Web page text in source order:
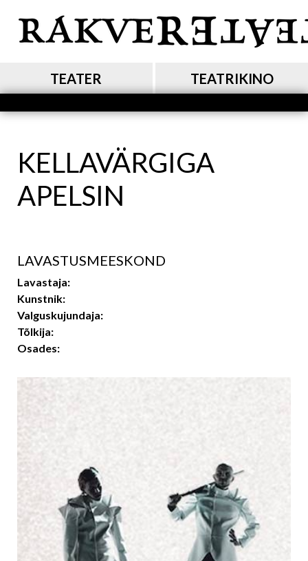
edasi
põhisisu
MAIN NAVIGATION
TEATER TEATRIKINO
KELLAVÄRGIGA
APELSIN
LAVASTUSMEESKOND
Lavastaja:
Kunstnik:
Valguskujundaja:
Tõlkija:
Osades: